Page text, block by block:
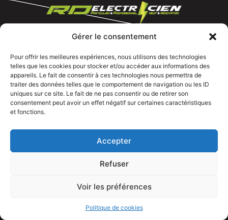
Gérer le consentement
Pour offrir les meilleures expériences, nous utilisons des technologies
telles que les cookies pour stocker et/ou accéder aux informations des
appareils. Le fait de consentir à ces technologies nous permettra de
traiter des données telles que le comportement de navigation ou les ID
uniques sur ce site. Le fait de ne pas consentir ou de retirer son
consentement peut avoir un effet négatif sur certaines caractéristiques
et fonctions.
Accepter
Refuser
Voir les préférences
Politique de cookies
Recrutement –
Siege social :82 rue Jeanne d’Arc – 76000 Rouen
Bureau et showroom : 136 route Nationale 27310 Caumont
APPELEZ NOUS